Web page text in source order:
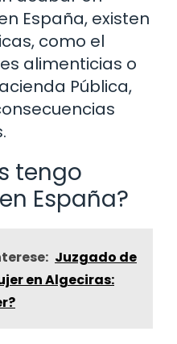
España, existen
como el
alimenticias o
Pública,
tengo
España?
Juzgado de
en Algeciras: